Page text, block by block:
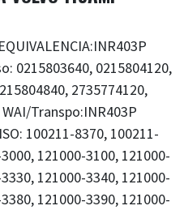
0215803640, 0215804120,
2735774120,
Transpo:INR403P
100211-8370, 100211-
121000-3100, 121000-
121000-3340, 121000-
121000-3390, 121000-